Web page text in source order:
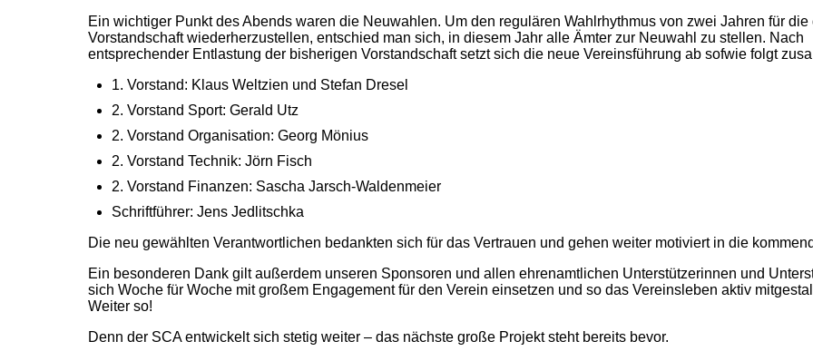
Ein wichtiger Punkt des Abends waren die Neuwahlen. Um den regulären Wahlrhythmus von zwei Jahren für die
Vorstandschaft wiederherzustellen, entschied man sich, in diesem Jahr alle Ämter zur Neuwahl zu stellen. Nach
entsprechender Entlastung der bisherigen Vorstandschaft setzt sich die neue Vereinsführung ab sofwie folgt
1. Vorstand: Klaus Weltzien und Stefan Dresel
2. Vorstand Sport: Gerald Utz
2. Vorstand Organisation: Georg Mönius
2. Vorstand Technik: Jörn Fisch
2. Vorstand Finanzen: Sascha Jarsch-Waldenmeier
Schriftführer: Jens Jedlitschka
Die neu gewählten Verantwortlichen bedankten sich für das Vertrauen und gehen weiter motiviert in die
Ein besonderen Dank gilt außerdem unseren Sponsoren und allen ehrenamtlichen Unterstützerinnen und
sich Woche für Woche mit großem Engagement für den Verein einsetzen und so das Vereinsleben aktiv
Weiter so!
Denn der SCA entwickelt sich stetig weiter – das nächste große Projekt steht bereits bevor.